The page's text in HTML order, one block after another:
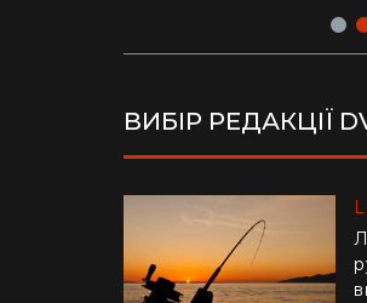
ВИБІР РЕДАКЦІЇ